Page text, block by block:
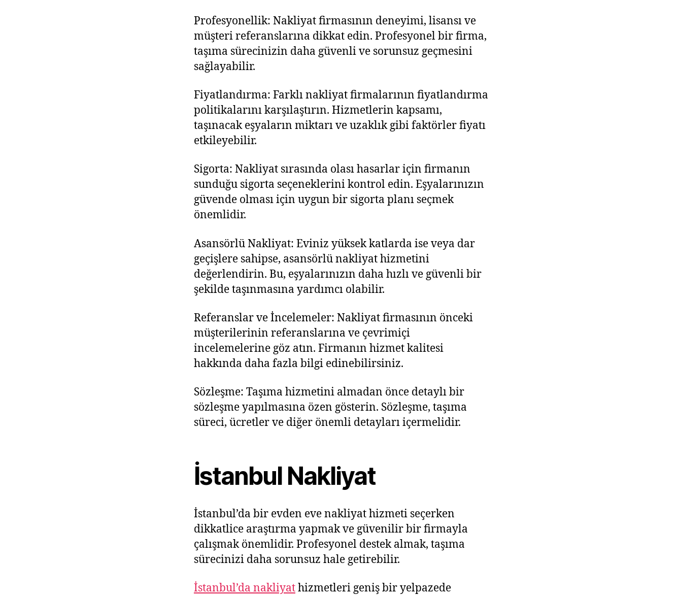
Profesyonellik: Nakliyat firmasının deneyimi, lisansı ve
müşteri referanslarına dikkat edin. Profesyonel bir firma,
taşıma sürecinizin daha güvenli ve sorunsuz geçmesini
sağlayabilir.
Fiyatlandırma: Farklı nakliyat firmalarının fiyatlandırma
politikalarını karşılaştırın. Hizmetlerin kapsamı,
taşınacak eşyaların miktarı ve uzaklık gibi faktörler fiyatı
etkileyebilir.
Sigorta: Nakliyat sırasında olası hasarlar için firmanın
sunduğu sigorta seçeneklerini kontrol edin. Eşyalarınızın
güvende olması için uygun bir sigorta planı seçmek
önemlidir.
Asansörlü Nakliyat: Eviniz yüksek katlarda ise veya dar
geçişlere sahipse, asansörlü nakliyat hizmetini
değerlendirin. Bu, eşyalarınızın daha hızlı ve güvenli bir
şekilde taşınmasına yardımcı olabilir.
Referanslar ve İncelemeler: Nakliyat firmasının önceki
müşterilerinin referanslarına ve çevrimiçi
incelemelerine göz atın. Firmanın hizmet kalitesi
hakkında daha fazla bilgi edinebilirsiniz.
Sözleşme: Taşıma hizmetini almadan önce detaylı bir
sözleşme yapılmasına özen gösterin. Sözleşme, taşıma
süreci, ücretler ve diğer önemli detayları içermelidir.
İstanbul Nakliyat
İstanbul’da bir evden eve nakliyat hizmeti seçerken
dikkatlice araştırma yapmak ve güvenilir bir firmayla
çalışmak önemlidir. Profesyonel destek almak, taşıma
sürecinizi daha sorunsuz hale getirebilir.
İstanbul’da nakliyathizmetleri geniş bir yelpazede